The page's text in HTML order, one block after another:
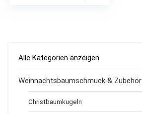
Alle Kategorien anzeigen
Weihnachtsbaumschmuck & Zubehör
Christbaumkugeln